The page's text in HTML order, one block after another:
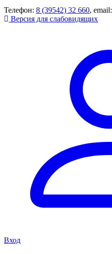
Телефон: 8 (39542) 32 660, email:
Версия для слабовидящих
Вход